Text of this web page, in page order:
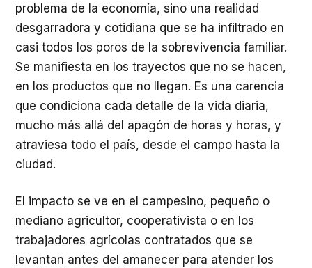
problema de la economía, sino una realidad
desgarradora y cotidiana que se ha infiltrado en
casi todos los poros de la sobrevivencia familiar.
Se manifiesta en los trayectos que no se hacen,
en los productos que no llegan. Es una carencia
que condiciona cada detalle de la vida diaria,
mucho más allá del apagón de horas y horas, y
atraviesa todo el país, desde el campo hasta la
ciudad.
El impacto se ve en el campesino, pequeño o
mediano agricultor, cooperativista o en los
trabajadores agrícolas contratados que se
levantan antes del amanecer para atender los